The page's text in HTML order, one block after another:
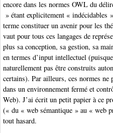
encore dans les normes OWL du
» étant explicitement « indécidables
terme constituer un avenir pour les
vaut pour tous ces langages de
plus sa conception, sa gestion, sa
en termes d’input intellectuel
naturellement pas être construits
certains). Par ailleurs, ces normes ne
dans un environnement fermé et
Web). J’ai écrit un petit papier à ce
(« du « web sémantique » au « web
tout hasard.